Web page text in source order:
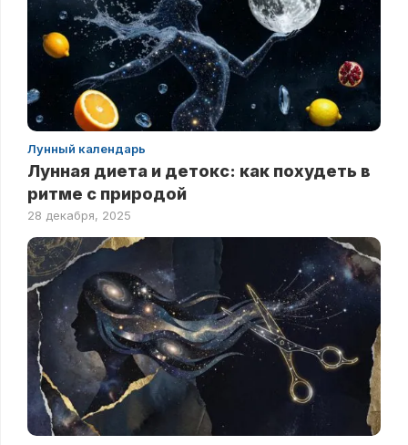
Лунный календарь
Лунная диета и детокс: как похудеть в
ритме с природой
28 декабря, 2025